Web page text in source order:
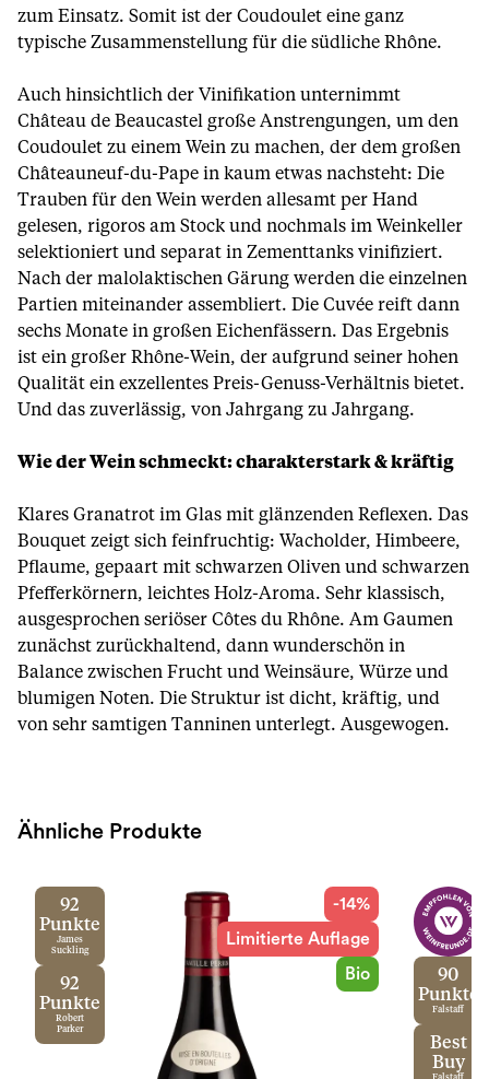
zum Einsatz. Somit ist der Coudoulet eine ganz
typische Zusammenstellung für die südliche Rhône.
Auch hinsichtlich der Vinifikation unternimmt
Château de Beaucastel große Anstrengungen, um den
Coudoulet zu einem Wein zu machen, der dem großen
Châteauneuf-du-Pape in kaum etwas nachsteht: Die
Trauben für den Wein werden allesamt per Hand
gelesen, rigoros am Stock und nochmals im Weinkeller
selektioniert und separat in Zementtanks vinifiziert.
Nach der malolaktischen Gärung werden die einzelnen
Partien miteinander assembliert. Die Cuvée reift dann
sechs Monate in großen Eichenfässern. Das Ergebnis
ist ein großer Rhône-Wein, der aufgrund seiner hohen
Qualität ein exzellentes Preis-Genuss-Verhältnis bietet.
Und das zuverlässig, von Jahrgang zu Jahrgang.
Wie der Wein schmeckt: charakterstark & kräftig
Klares Granatrot im Glas mit glänzenden Reflexen. Das
Bouquet zeigt sich feinfruchtig: Wacholder, Himbeere,
Pflaume, gepaart mit schwarzen Oliven und schwarzen
Pfefferkörnern, leichtes Holz-Aroma. Sehr klassisch,
ausgesprochen seriöser Côtes du Rhône. Am Gaumen
zunächst zurückhaltend, dann wunderschön in
Balance zwischen Frucht und Weinsäure, Würze und
blumigen Noten. Die Struktur ist dicht, kräftig, und
von sehr samtigen Tanninen unterlegt. Ausgewogen.
Ähnliche Produkte
92
Punkte
James
Suckling
92
Punkte
Robert
Parker
-14%
Limitierte Auflage
Bio
90
Punkte
Falstaff
Best
Buy